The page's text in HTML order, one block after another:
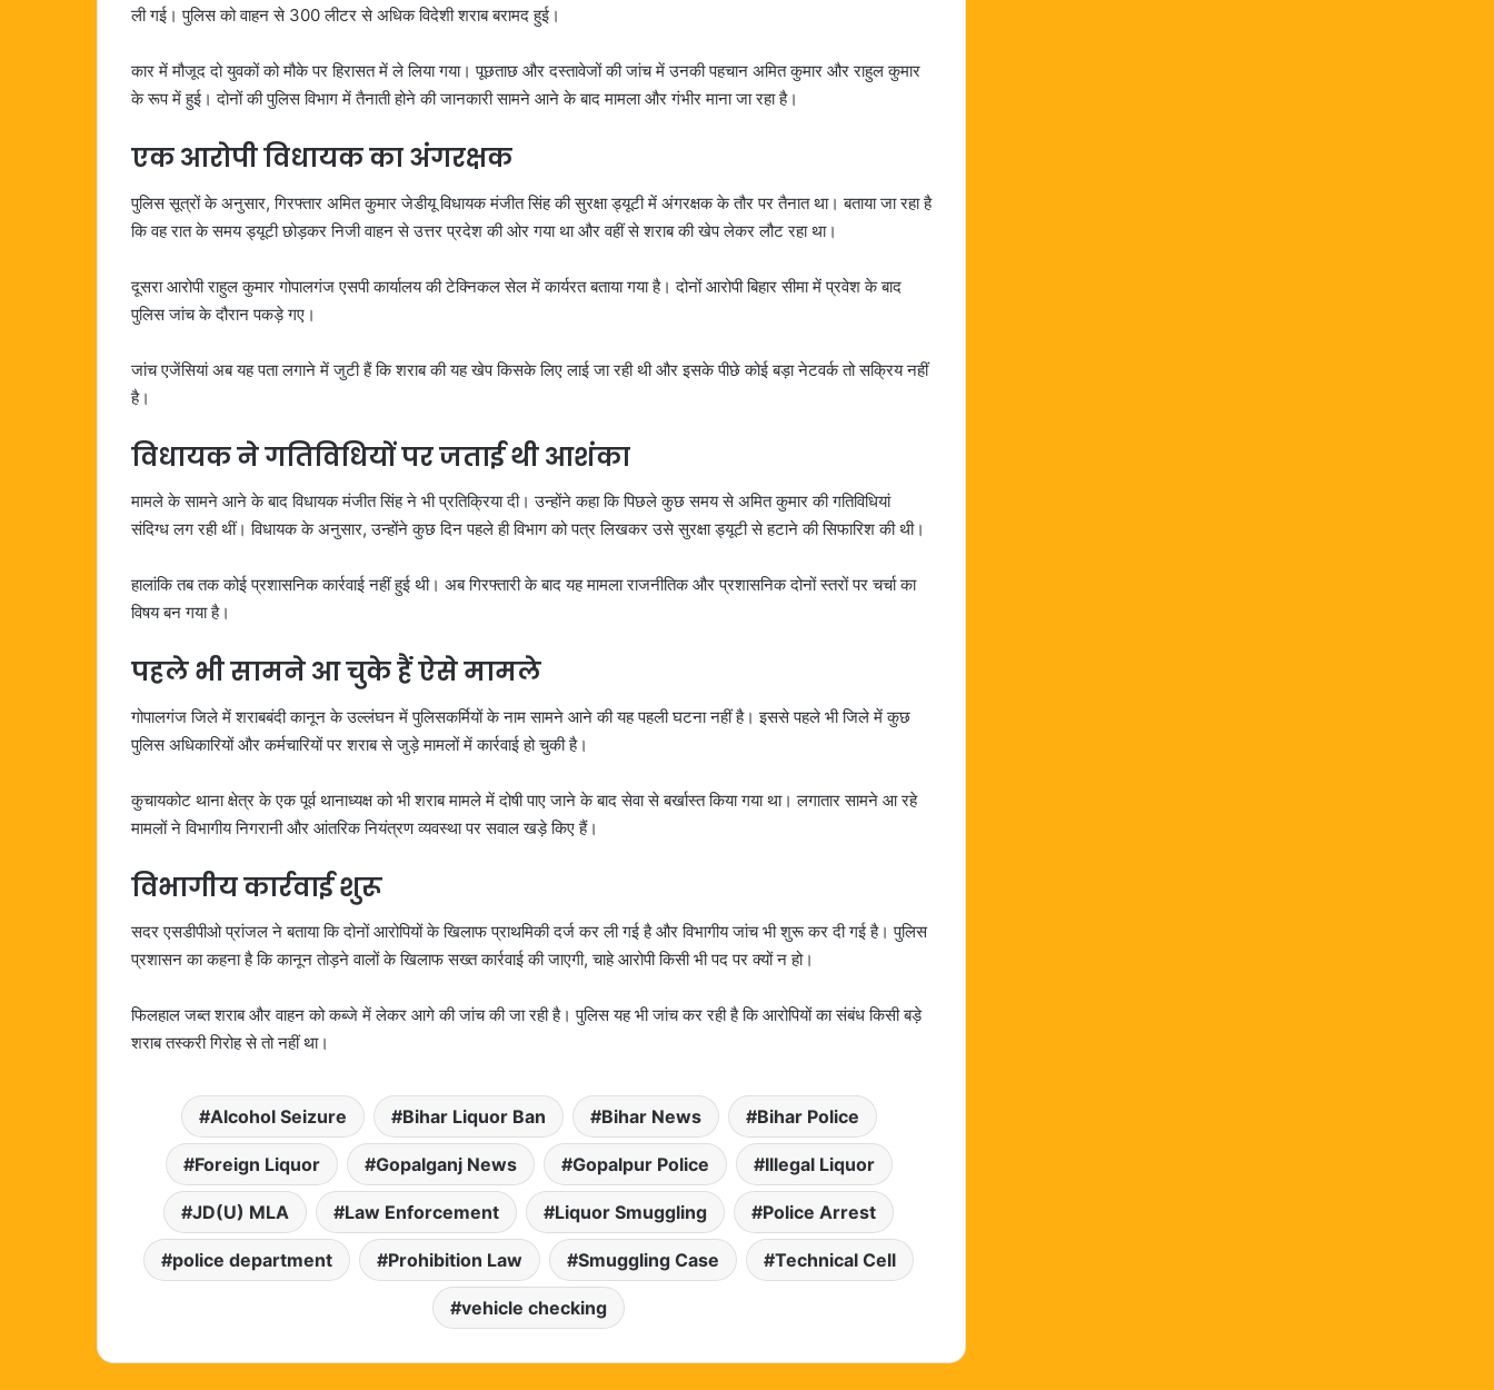
ली गई। पुलिस को वाहन से 300 लीटर से अधिक विदेशी शराब बरामद हुई।
कार में मौजूद दो युवकों को मौके पर हिरासत में ले लिया गया। पूछताछ और दस्तावेजों की जांच में उनकी पहचान अमित कुमार और राहुल कुमार
के रूप में हुई। दोनों की पुलिस विभाग में तैनाती होने की जानकारी सामने आने के बाद मामला और गंभीर माना जा रहा है।
एक आरोपी विधायक का अंगरक्षक
पुलिस सूत्रों के अनुसार, गिरफ्तार अमित कुमार जेडीयू विधायक मंजीत सिंह की सुरक्षा ड्यूटी में अंगरक्षक के तौर पर तैनात था। बताया जा रहा है
कि वह रात के समय ड्यूटी छोड़कर निजी वाहन से उत्तर प्रदेश की ओर गया था और वहीं से शराब की खेप लेकर लौट रहा था।
दूसरा आरोपी राहुल कुमार गोपालगंज एसपी कार्यालय की टेक्निकल सेल में कार्यरत बताया गया है। दोनों आरोपी बिहार सीमा में प्रवेश के बाद
पुलिस जांच के दौरान पकड़े गए।
जांच एजेंसियां अब यह पता लगाने में जुटी हैं कि शराब की यह खेप किसके लिए लाई जा रही थी और इसके पीछे कोई बड़ा नेटवर्क तो सक्रिय नहीं
है।
विधायक ने गतिविधियों पर जताई थी आशंका
मामले के सामने आने के बाद विधायक मंजीत सिंह ने भी प्रतिक्रिया दी। उन्होंने कहा कि पिछले कुछ समय से अमित कुमार की गतिविधियां
संदिग्ध लग रही थीं। विधायक के अनुसार, उन्होंने कुछ दिन पहले ही विभाग को पत्र लिखकर उसे सुरक्षा ड्यूटी से हटाने की सिफारिश की थी।
हालांकि तब तक कोई प्रशासनिक कार्रवाई नहीं हुई थी। अब गिरफ्तारी के बाद यह मामला राजनीतिक और प्रशासनिक दोनों स्तरों पर चर्चा का
विषय बन गया है।
पहले भी सामने आ चुके हैं ऐसे मामले
गोपालगंज जिले में शराबबंदी कानून के उल्लंघन में पुलिसकर्मियों के नाम सामने आने की यह पहली घटना नहीं है। इससे पहले भी जिले में कुछ
पुलिस अधिकारियों और कर्मचारियों पर शराब से जुड़े मामलों में कार्रवाई हो चुकी है।
कुचायकोट थाना क्षेत्र के एक पूर्व थानाध्यक्ष को भी शराब मामले में दोषी पाए जाने के बाद सेवा से बर्खास्त किया गया था। लगातार सामने आ रहे
मामलों ने विभागीय निगरानी और आंतरिक नियंत्रण व्यवस्था पर सवाल खड़े किए हैं।
विभागीय कार्रवाई शुरू
सदर एसडीपीओ प्रांजल ने बताया कि दोनों आरोपियों के खिलाफ प्राथमिकी दर्ज कर ली गई है और विभागीय जांच भी शुरू कर दी गई है। पुलिस
प्रशासन का कहना है कि कानून तोड़ने वालों के खिलाफ सख्त कार्रवाई की जाएगी, चाहे आरोपी किसी भी पद पर क्यों न हो।
फिलहाल जब्त शराब और वाहन को कब्जे में लेकर आगे की जांच की जा रही है। पुलिस यह भी जांच कर रही है कि आरोपियों का संबंध किसी बड़े
शराब तस्करी गिरोह से तो नहीं था।
Alcohol Seizure Bihar Liquor Ban Bihar News Bihar Police
Foreign Liquor Gopalganj News Gopalpur Police Illegal Liquor
JD(U) MLA Law Enforcement Liquor Smuggling Police Arrest
police department Prohibition Law Smuggling Case Technical Cell
vehicle checking